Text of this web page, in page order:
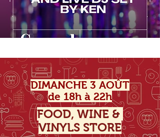
DIMANCHE 3 AOÛT
de 18h à 22h
FOOD, WINE &
VINYLS STORE